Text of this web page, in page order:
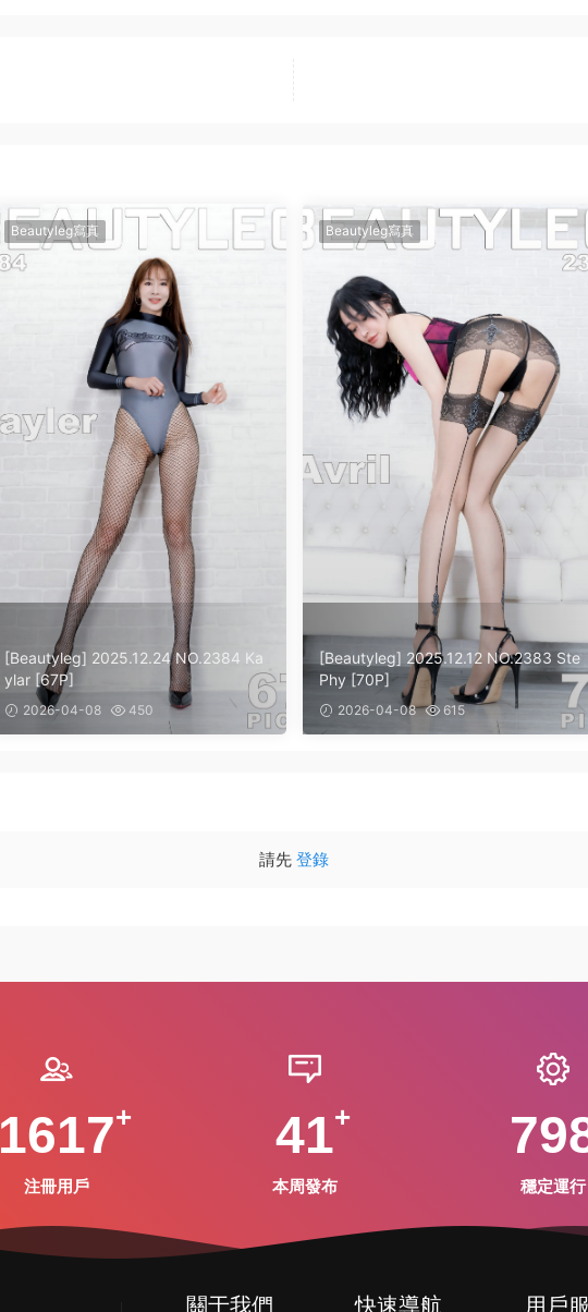
Beautyleg寫真
[Beautyleg] 2025.12.24 NO.2384 Ka
ylar [67P]
2026-04-08 450
Beautyleg寫真
[Beautyleg] 2025.12.12 NO.2383 Ste
Phy [70P]
2026-04-08 615
請先 登錄
1617
注冊用戶
41
本周發布 穩定運行
關于我們 快速導航 用戶